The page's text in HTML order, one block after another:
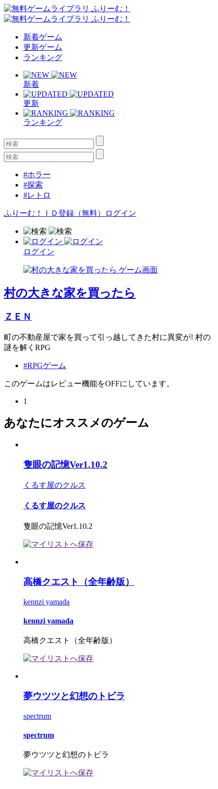
新着ゲーム
更新ゲーム
ランキング
新着
更新
ランキング
#ホラー
#探索
#レトロ
ふりーむ！ＩＤ登録（無料） ログイン
ログイン
村の大きな家を買ったら
ＺＥＮ
町の不動産屋で家を買って引っ越してきた村に異変が! 村の
謎を解くRPG
#RPGゲーム
このゲームはレビュー機能をOFFにしています。
1
あなたにオススメのゲーム
隻眼の記憶Ver1.10.2
くるす屋のクルス
くるす屋のクルス
隻眼の記憶Ver1.10.2
高橋クエスト（全年齢版）
kennzi yamada
kennzi yamada
高橋クエスト（全年齢版）
夢ウツツと幻想のトビラ
spectrum
spectrum
夢ウツツと幻想のトビラ